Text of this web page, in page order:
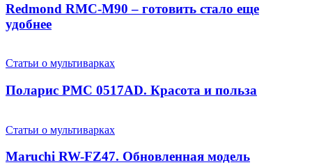
Redmond RMC-M90 – готовить стало еще
удобнее
Статьи о мультиварках
Поларис PMC 0517AD. Красота и польза
Статьи о мультиварках
Maruchi RW-FZ47. Обновленная модель